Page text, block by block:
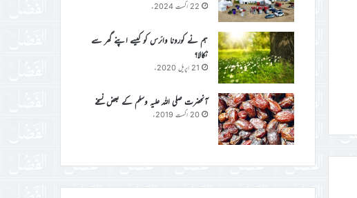
22 اگست 2024ء
ہم نے کورونا وائرس کو کیسے اپنے گھر سے
نکالا؟
21 اپریل 2020ء
آنحضرت صلی اللہ علیہ وسلم کے بعض نسخے
20 اگست 2019ء